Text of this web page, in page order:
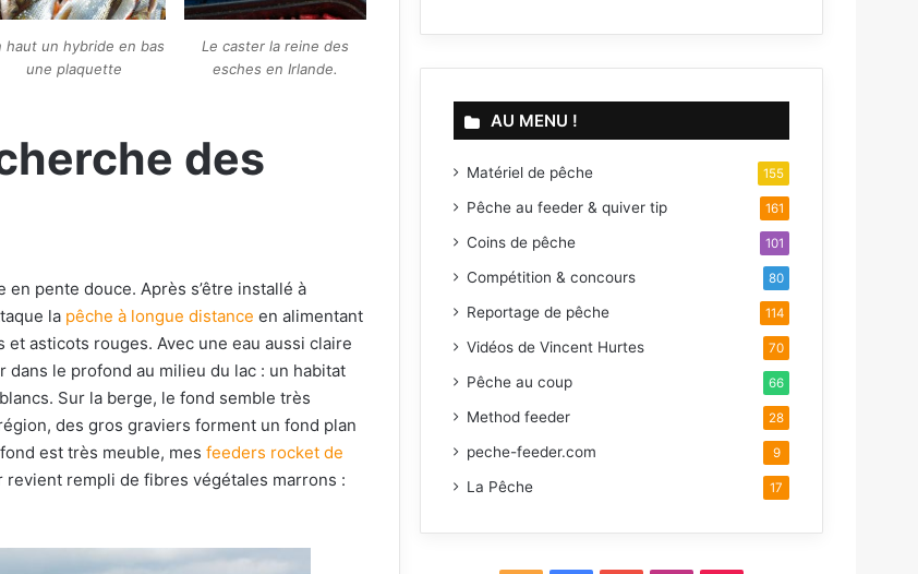
haut un hybride en bas
une plaquette
Le caster la reine des
esches en Irlande.
des
pente douce. Après s’être installé à
la pêche à longue distance en alimentant
et asticots rouges. Avec une eau aussi claire
dans le profond au milieu du lac : un habitat
Sur la berge, le fond semble très
des gros graviers forment un fond plan
est très meuble, mes feeders rocket de
revient rempli de fibres végétales marrons :
AU MENU !
Matériel de pêche 155
Pêche au feeder & quiver tip 161
Coins de pêche 101
Compétition & concours 80
Reportage de pêche 114
Vidéos de Vincent Hurtes 70
Pêche au coup 66
Method feeder 28
peche-feeder.com 9
La Pêche 17